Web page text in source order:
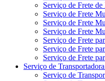
Serviço de Frete
Serviço de Frete
Serviço de Frete
Serviço de Frete
Serviço de Frete
Serviço de Frete
Serviço de Frete
Serviço de
Serviço de